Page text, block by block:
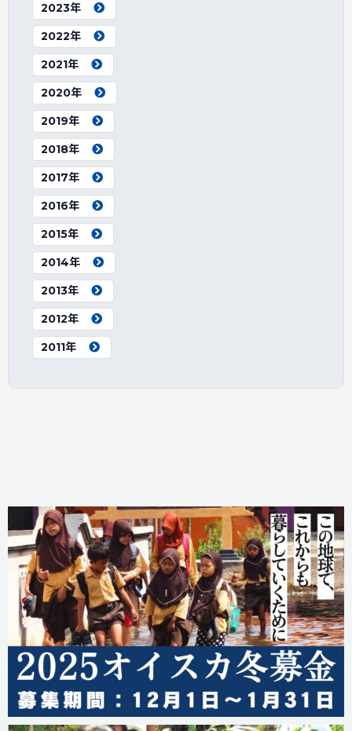
2023年
2022年
2021年
2020年
2019年
2018年
2017年
2016年
2015年
2014年
2013年
2012年
2011年